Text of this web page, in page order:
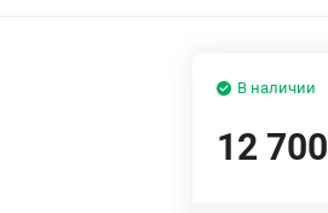
В наличии
12 700